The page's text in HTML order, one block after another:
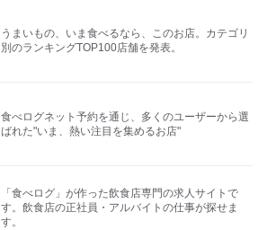
うまいもの、いま食べるなら、このお店。カテゴリ
別のランキングTOP100店舗を発表。
食べログネット予約を通じ、多くのユーザーから選
ばれた"いま、熱い注目を集めるお店"
「食べログ」が作った飲食店専門の求人サイトで
す。飲食店の正社員・アルバイトの仕事が探せま
す。